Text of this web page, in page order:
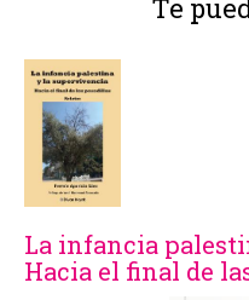
Te
La infancia
Hacia el final de